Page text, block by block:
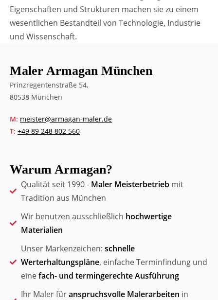
Eigenschaften und Strukturen machen sie zu einem
wesentlichen Bestandteil von Technologie, Industrie
und Wissenschaft.
Maler Armagan München
Prinzregentenstraße 54,
80538 München
M: meister@armagan-maler.de
T: +49 89 248 802 560
Warum Armagan?
Qualität seit 1990 - Maler Meisterbetriebmit
Tradition aus München
Wir benutzen ausschließlich hochwertige
Materialien
Unser Markenzeichen: schnelle
Werterhaltungspläne, einfache Terminfindung und
einefach- und termingerechte Ausführung
Ihr Maler füranspruchsvolle Malerarbeiten in